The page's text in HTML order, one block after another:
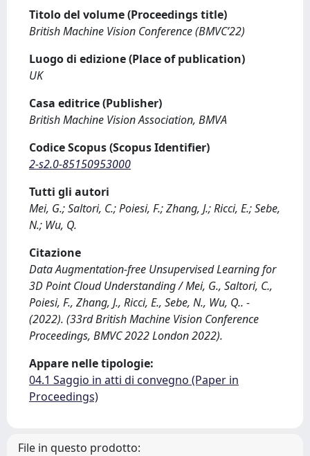
Titolo del volume (Proceedings title)
British Machine Vision Conference (BMVC’22)
Luogo di edizione (Place of publication)
UK
Casa editrice (Publisher)
British Machine Vision Association, BMVA
Codice Scopus (Scopus Identifier)
2-s2.0-85150953000
Tutti gli autori
Mei, G.; Saltori, C.; Poiesi, F.; Zhang, J.; Ricci, E.; Sebe,
N.; Wu, Q.
Citazione
Data Augmentation-free Unsupervised Learning for
3D Point Cloud Understanding / Mei, G., Saltori, C.,
Poiesi, F., Zhang, J., Ricci, E., Sebe, N., Wu, Q.. -
(2022). (33rd British Machine Vision Conference
Proceedings, BMVC 2022 London 2022).
Appare nelle tipologie:
04.1 Saggio in atti di convegno (Paper in
Proceedings)
File in questo prodotto: